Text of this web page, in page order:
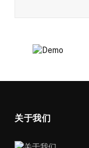
关于我们